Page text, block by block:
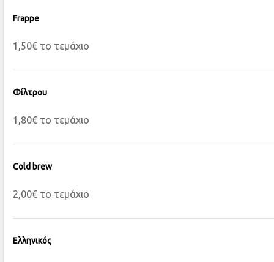
Frappe
1,50€ το τεμάχιο
Φίλτρου
1,80€ το τεμάχιο
Cold brew
2,00€ το τεμάχιο
Ελληνικός